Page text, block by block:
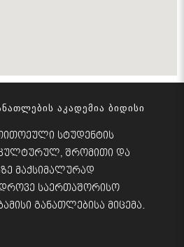
Აკადემია Ბიდისი
სტუდენტის
შრომითი და
მაქსიმალურად
საერთაშორისო
განათლებისა მიცემა.